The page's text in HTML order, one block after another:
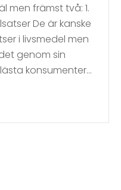
men främst två: 1.
De är kanske
i livsmedel men
genom sin
konsumenter…